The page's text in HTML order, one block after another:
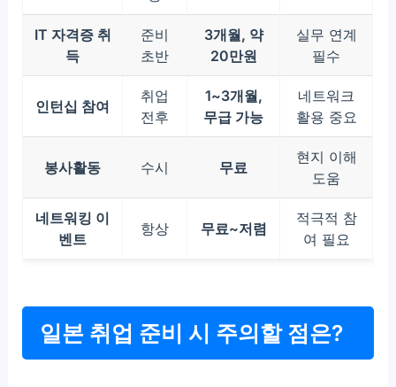
IT 자격증 취
득
준비
초반
3개월, 약
20만원
실무 연계
필수
인턴십 참여
취업
전후
1~3개월,
무급 가능
네트워크
활용 중요
봉사활동 수시 무료
현지 이해
도움
네트워킹 이
벤트
항상 무료~저렴
적극적 참
여 필요
일본 취업 준비 시 주의할 점은?